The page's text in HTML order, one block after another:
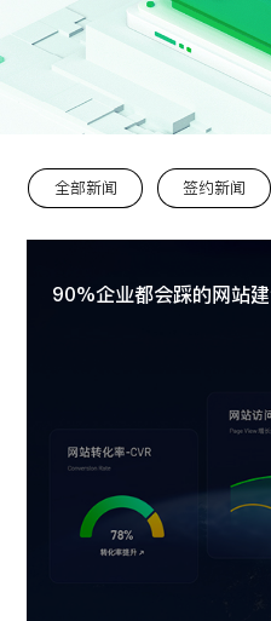
全部新闻 签约新闻
90%企业都会踩的网站
提